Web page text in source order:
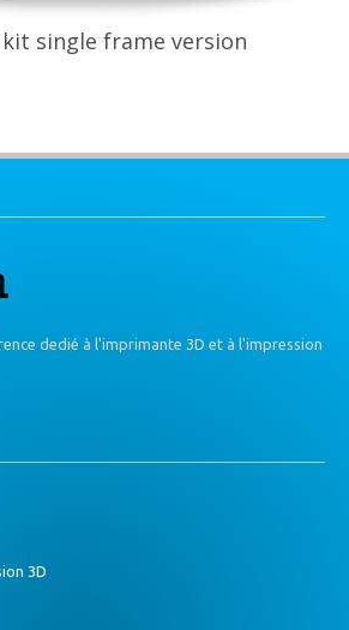
kit single frame version
dedié à l'imprimante 3D et à l'impression
3D